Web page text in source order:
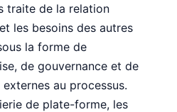
traite de la relation
les besoins des autres
la forme de
de gouvernance et de
au processus.
de plate-forme, les